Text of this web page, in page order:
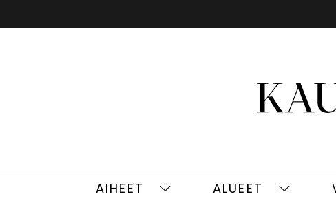
AIHEET
Aiheet
ALUEET
Alueet